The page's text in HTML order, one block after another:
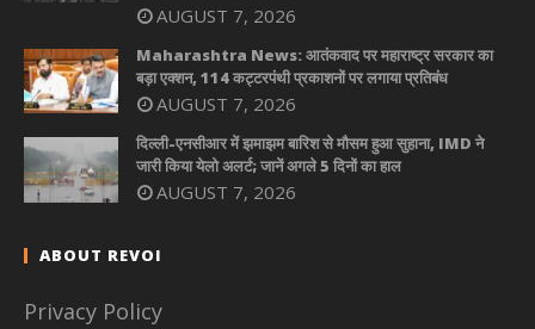
AUGUST 7, 2026
Maharashtra News: आतंकवाद पर महाराष्ट्र सरकार का
बड़ा एक्शन, 114 कट्टरपंथी प्रकाशनों पर लगाया प्रतिबंध
AUGUST 7, 2026
दिल्ली-एनसीआर में झमाझम बारिश से मौसम हुआ सुहाना, IMD ने
जारी किया येलो अलर्ट; जानें अगले 5 दिनों का हाल
AUGUST 7, 2026
ABOUT REVOI
Privacy Policy